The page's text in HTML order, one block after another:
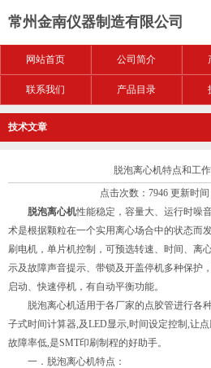
常州金南仪器制造有限公司
网站首页 公司简介
联系我们 产品目录
技术文章
脱泡离心机特点和工
点击次数：7946 更新时间
脱泡离心机性能稳定，容量大、运行时噪
术是根据颗粒在一个实用离心场合中的状态而
刷电机，单片机控制，可预选转速、时间、离
示及故障声音提示、带锁及开盖停机多种保护
启动、快速停机，有自动平衡功能。
脱泡离心机适用于各厂家的点胶管进行各
子式时间计算器,及LED显示,时间设定控制,让
故障率低,是SMT印刷制程的好助手。
一．脱泡离心机特点：